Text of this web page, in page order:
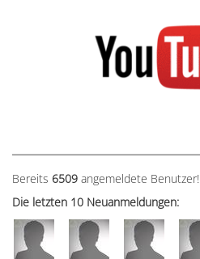
Bereits 6509 angemeldete Benutzer!
Die letzten 10 Neuanmeldungen: